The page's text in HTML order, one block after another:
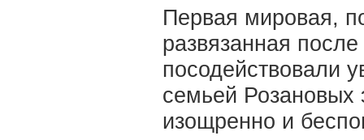
Первая мировая,
развязанная
посодействовали
семьей Розановых
изощренно и